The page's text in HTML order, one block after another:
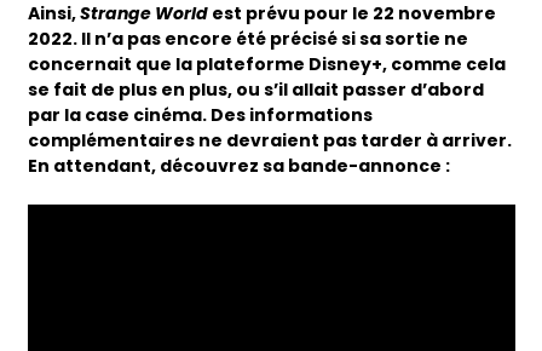
Ainsi,Strange World est prévu pour le 22 novembre
2022. Il n’a pas encore été précisé si sa sortie ne
concernait que la plateforme Disney+, comme cela
se fait de plus en plus, ou s’il allait passer d’abord
par la case cinéma. Des informations
complémentaires ne devraient pas tarder à arriver.
En attendant, découvrez sa bande-annonce :